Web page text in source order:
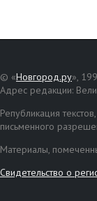
© «Новгород.ру»,
Адрес редакции:
Републикация
письменного
Материалы,
Свидетельство о